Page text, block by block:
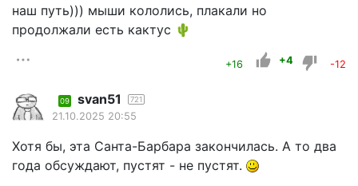
наш путь))) мыши кололись, плакали но
продолжали есть кактус 🌵
+16 +4 -12
09 svan51 721
21.10.2025 20:55
Хотя бы, эта Санта-Барбара закончилась. А то два
года обсуждают, пустят - не пустят.